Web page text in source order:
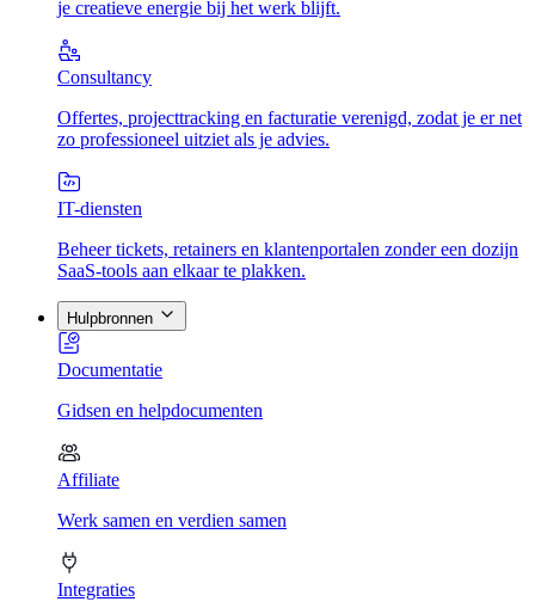
je creatieve energie bij het werk blijft.
Consultancy
Offertes, projecttracking en facturatie verenigd, zodat je er net
zo professioneel uitziet als je advies.
IT-diensten
Beheer tickets, retainers en klantenportalen zonder een dozijn
SaaS-tools aan elkaar te plakken.
Hulpbronnen
Documentatie
Gidsen en helpdocumenten
Affiliate
Werk samen en verdien samen
Integraties